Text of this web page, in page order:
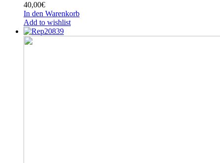
40,00€
In den Warenkorb
Add to wishlist